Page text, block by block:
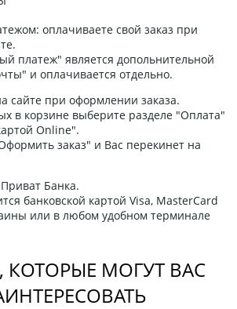
оплачиваете свой заказ при
платеж" является допольнительной
и оплачивается отдельно.
сайте при оформлении заказа.
в корзине выберите разделе "Оплата"
Online".
заказ" и Вас перекинет на
Банка.
банковской картой Visa, MasterCard
или в любом удобном терминале
КОТОРЫЕ МОГУТ ВАС